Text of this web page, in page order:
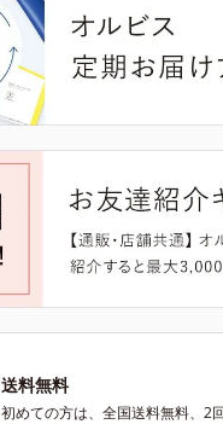
送料無料
初めての方は、全国送料無料、2